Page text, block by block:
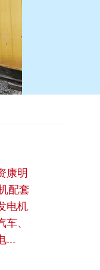
康明
配套
电机
、
...